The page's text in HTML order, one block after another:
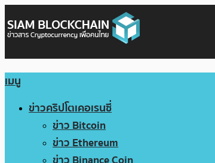
เมนู
ข่าวคริปโตเคอเรนซี่
ข่าว Bitcoin
ข่าว Ethereum